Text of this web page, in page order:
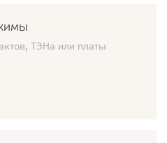
ТЭНа или платы